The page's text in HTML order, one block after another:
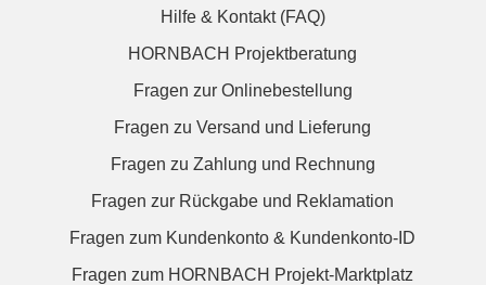
Hilfe & Kontakt (FAQ)
HORNBACH Projektberatung
Fragen zur Onlinebestellung
Fragen zu Versand und Lieferung
Fragen zu Zahlung und Rechnung
Fragen zur Rückgabe und Reklamation
Fragen zum Kundenkonto & Kundenkonto-ID
Fragen zum HORNBACH Projekt-Marktplatz